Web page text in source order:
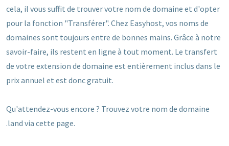
cela, il vous suffit de trouver votre nom de domaine et d'opter
pour la fonction "Transférer". Chez Easyhost, vos noms de
domaines sont toujours entre de bonnes mains. Grâce à notre
savoir-faire, ils restent en ligne à tout moment. Le transfert
de votre extension de domaine est entièrement inclus dans le
prix annuel et est donc gratuit.
Qu'attendez-vous encore ? Trouvez votre nom de domaine
.land via cette page.